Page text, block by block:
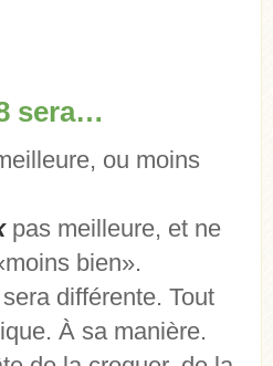
sera…
ou moins
pas meilleure, et ne
bien».
différente. Tout
À sa manière.